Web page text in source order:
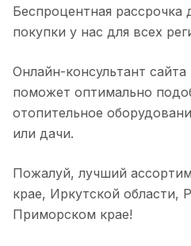
Беспроцентная рассрочка
покупки у нас для всех
Онлайн-консультант сайта
поможет оптимально
отопительное
или дачи.
Пожалуй, лучший
крае, Иркутской области,
Приморском крае!